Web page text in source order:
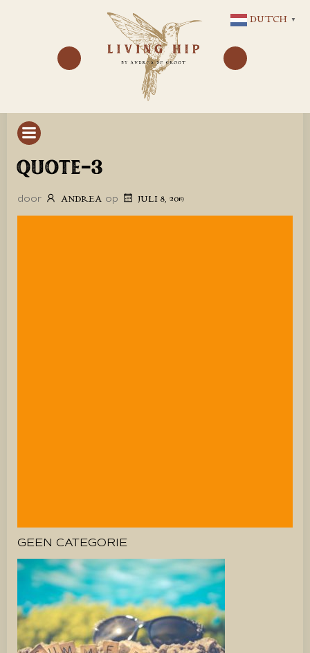
NAAR
DE
INHOUD
QUOTE-3
door ANDREA op JULI 8, 2019
GEEN CATEGORIE
DUTCH ▼